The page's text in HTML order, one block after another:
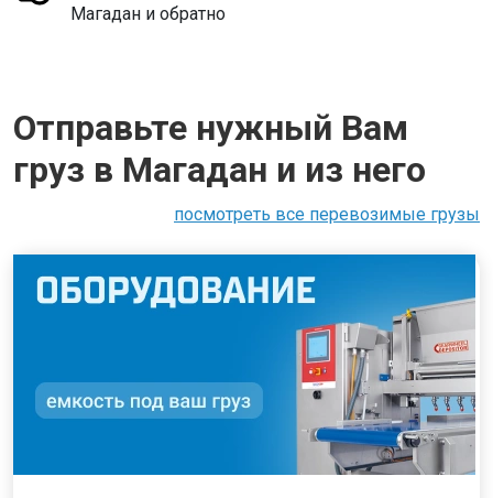
Магадан и обратно
Отправьте нужный Вам
груз в Магадан и из него
посмотреть все перевозимые грузы